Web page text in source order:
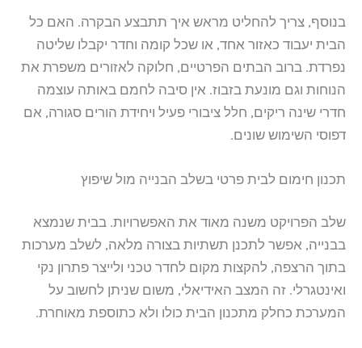
בנוסף, צריך להחליט מראש איך תתבצע הבקרה. האם כל
הבית יעבוד כאזור אחד, או שכל קומה וחדר יקבלו שליטה
נפרדת. ברוב הבתים הפרטיים, חלוקה לאזורים משפרת את
הנוחות וגם מונעת בזבוז. אין סיבה לחמם באותה עוצמה
חדרי שינה ריקים, חלל ציבורי פעיל ויחידת הורים סגורה, אם
דפוסי השימוש שונים.
תכנון חימום לבית פרטי בשלב הבנייה מול שיפוץ
שלב הפרויקט משנה מאוד את האפשרויות. בבית שנמצא
בבנייה, אפשר לתכנן תשתיות בצורה מלאה, לשלב מערכות
בתוך הרצפה, להקצות מקום לחדר טכני ולייצר פתרון נקי
ואינטגרלי. זה המצב האידיאלי, משום שניתן לחשוב על
המערכת כחלק מתכנון הבית כולו ולא כתוספת מאוחרת.